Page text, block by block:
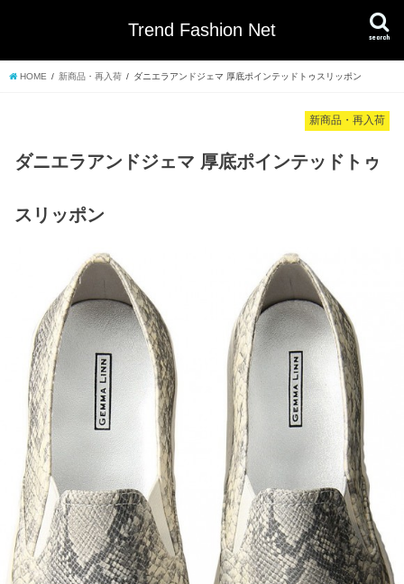
Trend Fashion Net search
HOME 新商品・再入荷 ダニエラアンドジェマ 厚底ポインテッドトゥスリッポン
新商品・再入荷
ダニエラアンドジェマ 厚底ポインテッドトゥ
スリッポン